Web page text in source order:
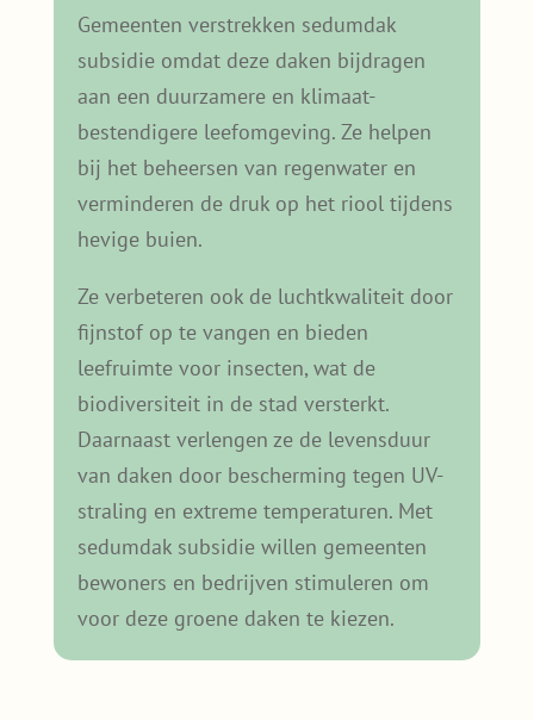
Gemeenten verstrekken sedumdak
subsidie omdat deze daken bijdragen
aan een duurzamere en klimaat-
bestendigere leefomgeving. Ze helpen
bij het beheersen van regenwater en
verminderen de druk op het riool tijdens
hevige buien.
Ze verbeteren ook de luchtkwaliteit door
fijnstof op te vangen en bieden
leefruimte voor insecten, wat de
biodiversiteit in de stad versterkt.
Daarnaast verlengen ze de levensduur
van daken door bescherming tegen UV-
straling en extreme temperaturen. Met
sedumdak subsidie willen gemeenten
bewoners en bedrijven stimuleren om
voor deze groene daken te kiezen.